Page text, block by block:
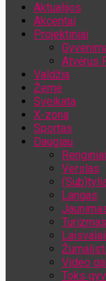
Aktualijos
Akcentai
Projektiniai
Atvėrus
Valdžia
Žemė
Sveikata
X-zona
Sportas
Daugiau
Renginiai
Verslas
Langas
Turizmas
Video
Toks